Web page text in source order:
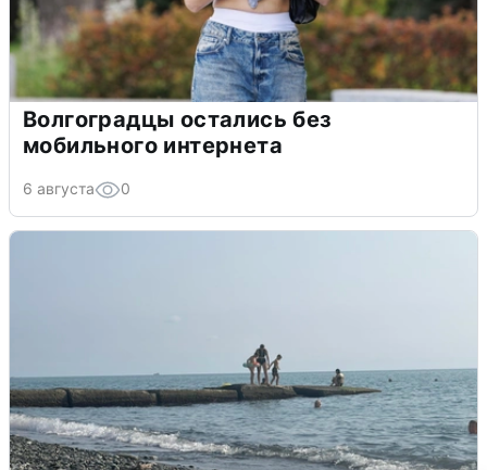
Волгоградцы остались без
мобильного интернета
6 августа 0